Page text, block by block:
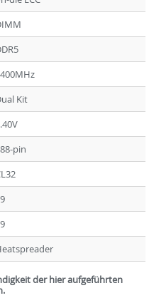
Kit
pin
der hier aufgeführten